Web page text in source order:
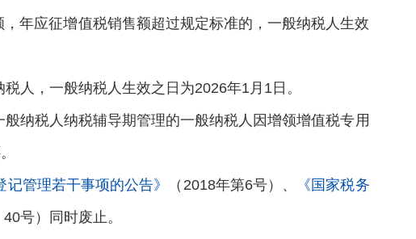
年应征增值税销售额超过规定标准的，一般纳税人生效
人，一般纳税人生效之日为2026年1月1日。
纳税人纳税辅导期管理的一般纳税人因增领增值税专用
管理若干事项的公告》 （2018年第6号）、
《国家税务
号）同时废止。